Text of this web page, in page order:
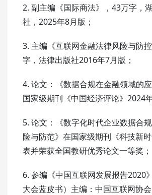
2. 副主编《国际商法》，43万字，
社，2025年8月版；
3. 主编《互联网金融法律风险与防
字，法律出版社2016年7月版；
4. 论文：《数据合规在金融领域的
国家级期刊《中国经济评论》2024
5. 论文：《数字化时代企业数据合
险与防范》在国家级期刊《科技新
表并荣获全国教研优秀论文一等奖；
6. 参编《中国互联网发展报告2020
大会蓝皮书）主编：中国互联网协